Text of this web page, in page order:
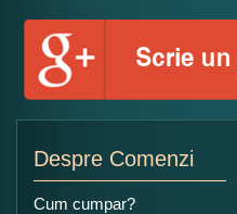
Numele dumneavoastra:
Despre Comenzi
Cum cumpar?